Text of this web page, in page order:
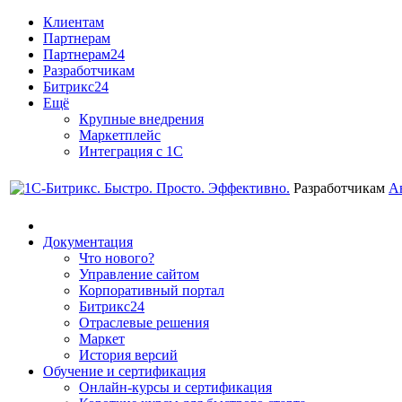
Клиентам
Партнерам
Партнерам24
Разработчикам
Битрикс24
Ещё
Крупные внедрения
Маркетплейс
Интеграция с 1С
Разработчикам
Документация
Что нового?
Управление сайтом
Корпоративный портал
Битрикс24
Отраслевые решения
Маркет
История версий
Обучение и сертификация
Онлайн-курсы и сертификация